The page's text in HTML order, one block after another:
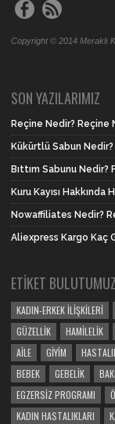
Copyright © 2014 Meraklı
SON YAZILARIMIZ
Reçine Nedir? Reçine
Kükürtlü Sabun Nedir?
Bıttım Sabunu Nedir?
Kuru Kayısı
Nowaffiliates Nedir?
Aliexpress Kargo Kaç
ETIKET BULUTUMUZ
KADIN-ERKEK İLIŞKILERI
GÜZELLIK
HAMILELIK
AILE
GIYIM
BEBEK
GEBELIK
EGZERSIZ PROGRAMI
KADIN HASTALIKLARI